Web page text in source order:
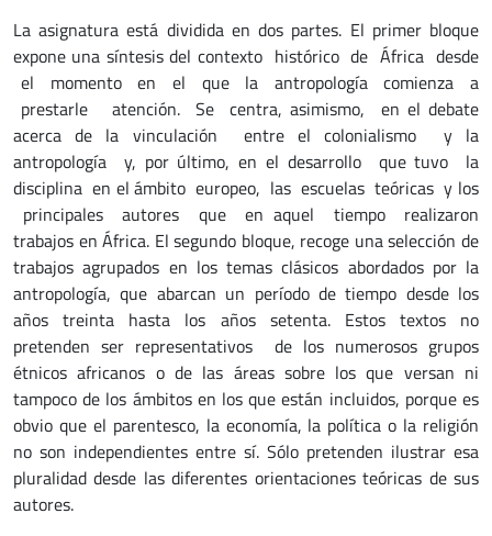
La asignatura está dividida en dos partes. El primer bloque
expone una síntesis del contexto histórico de África desde
el momento en el que la antropología comienza a
prestarle atención. Se centra, asimismo, en el debate
acerca de la vinculación entre el colonialismo y la
antropología y, por último, en el desarrollo que tuvo la
disciplina en el ámbito europeo, las escuelas teóricas y los
principales autores que en aquel tiempo realizaron
trabajos en África. El segundo bloque, recoge una selección de
trabajos agrupados en los temas clásicos abordados por la
antropología, que abarcan un período de tiempo desde los
años treinta hasta los años setenta. Estos textos no
pretenden ser representativos de los numerosos grupos
étnicos africanos o de las áreas sobre los que versan ni
tampoco de los ámbitos en los que están incluidos, porque es
obvio que el parentesco, la economía, la política o la religión
no son independientes entre sí. Sólo pretenden ilustrar esa
pluralidad desde las diferentes orientaciones teóricas de sus
autores.